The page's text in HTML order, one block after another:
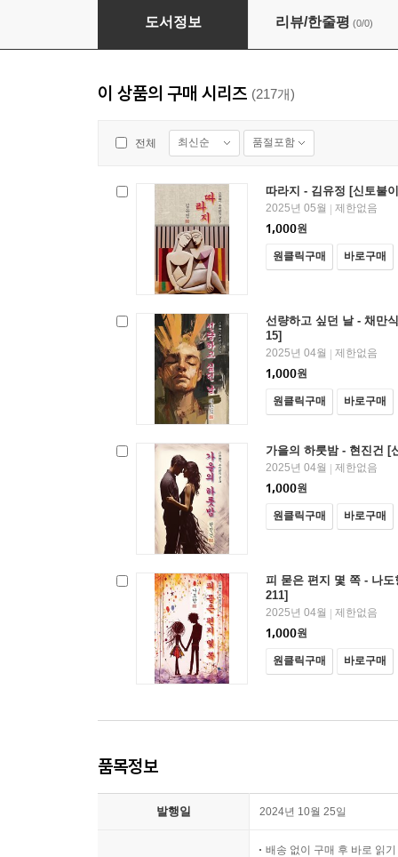
자기를 찾기 전 - 나도향 [신토불이 우리문학
도서정보 리뷰/한줄평 (0/0)
이 상품의 구매 시리즈 (217개)
전체 최신순 품절포함
따라지 - 김유정 [신토불
2025년 05월 | 제한없음
1,000원
원클릭구매 바로구매
선량하고 싶던 날 - 채만
15]
2025년 04월 | 제한없음
1,000원
원클릭구매 바로구매
가을의 하룻밤 - 현진건 [
2025년 04월 | 제한없음
1,000원
원클릭구매 바로구매
피 묻은 편지 몇 쪽 - 나
211]
2025년 04월 | 제한없음
1,000원
원클릭구매 바로구매
품목정보
발행일 2024년 10월 25일
배송 없이 구매 후 바로 읽기